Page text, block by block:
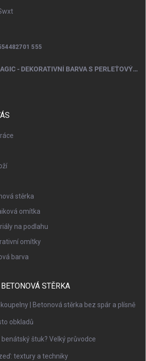
555
LAZURA TOUCH OF MAGIC - DEKORATIVNÍ BARVA S PERLEŤOVÝM EFEKTEM 100 ML
stěrka
omítka
na podlahu
omítky
barva
STĚRKA
| Betonová stěrka bez spár a plísně
obkladů
štuk? Velký průvodce
textury a techniky